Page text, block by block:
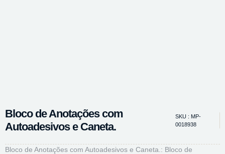
Bloco de Anotações com
Autoadesivos e Caneta.
SKU : MP-
0018938
Bloco de Anotações com Autoadesivos e Caneta.: Bloco de